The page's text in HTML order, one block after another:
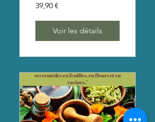
39,90 €
Voir les détails